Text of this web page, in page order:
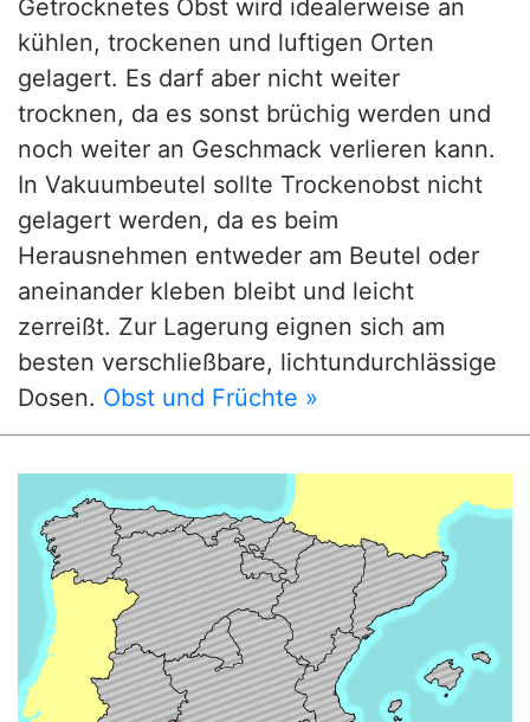
Getrocknetes Obst wird idealerweise an
kühlen, trockenen und luftigen Orten
gelagert. Es darf aber nicht weiter
trocknen, da es sonst brüchig werden und
noch weiter an Geschmack verlieren kann.
In Vakuumbeutel sollte Trockenobst nicht
gelagert werden, da es beim
Herausnehmen entweder am Beutel oder
aneinander kleben bleibt und leicht
zerreißt. Zur Lagerung eignen sich am
besten verschließbare, lichtundurchlässige
Dosen. Obst und Früchte »